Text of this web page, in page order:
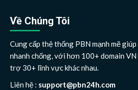
Về Chúng Tôi
Cung cấp thệ thống PBN mạnh mẽ
nhanh chống, với hơn 100+ domain VN
trợ 30+ lĩnh vực khác nhau.
Liên hệ : support@pbn24h.com